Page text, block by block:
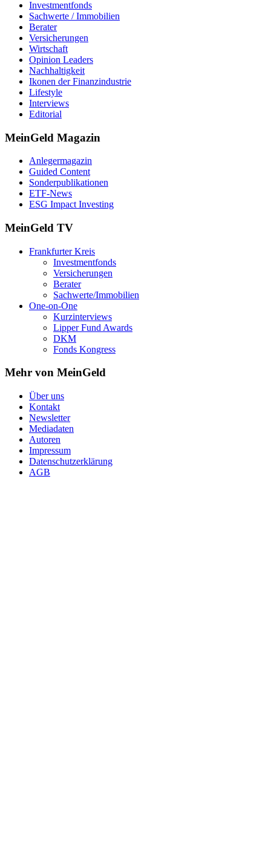
Investmentfonds
Sachwerte / Immobilien
Berater
Versicherungen
Wirtschaft
Opinion Leaders
Nachhaltigkeit
Ikonen der Finanzindustrie
Lifestyle
Interviews
Editorial
MeinGeld Magazin
Anlegermagazin
Guided Content
Sonderpublikationen
ETF-News
ESG Impact Investing
MeinGeld TV
Frankfurter Kreis
Investmentfonds
Versicherungen
Berater
Sachwerte/Immobilien
One-on-One
Kurzinterviews
Lipper Fund Awards
DKM
Fonds Kongress
Mehr von MeinGeld
Über uns
Kontakt
Newsletter
Mediadaten
Autoren
Impressum
Datenschutzerklärung
AGB